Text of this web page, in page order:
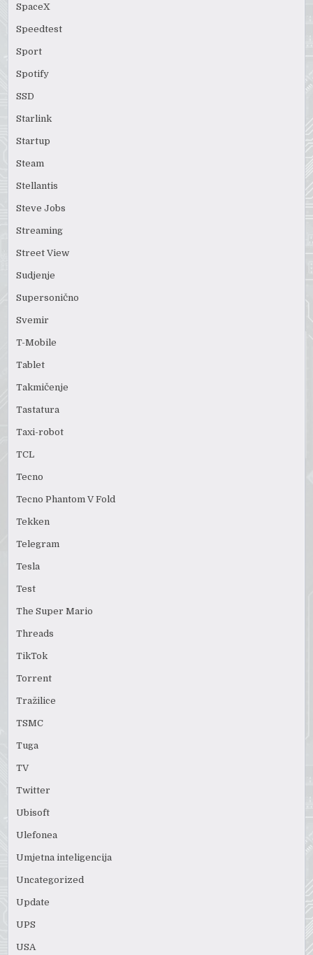
SpaceX
Speedtest
Sport
Spotify
SSD
Starlink
Startup
Steam
Stellantis
Steve Jobs
Streaming
Street View
Sudjenje
Supersonično
Svemir
T-Mobile
Tablet
Takmičenje
Tastatura
Taxi-robot
TCL
Tecno
Tecno Phantom V Fold
Tekken
Telegram
Tesla
Test
The Super Mario
Threads
TikTok
Torrent
Tražilice
TSMC
Tuga
TV
Twitter
Ubisoft
Ulefonea
Umjetna inteligencija
Uncategorized
Update
UPS
USA